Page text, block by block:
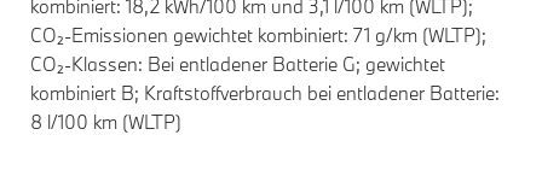
kombiniert: 18,2 kWh/100 km und 3,1 l/100 km (WLTP);
CO₂-Emissionen gewichtet kombiniert: 71 g/km (WLTP);
CO₂-Klassen: Bei entladener Batterie G; gewichtet
kombiniert B; Kraftstoffverbrauch bei entladener Batterie:
8 l/100 km (WLTP)